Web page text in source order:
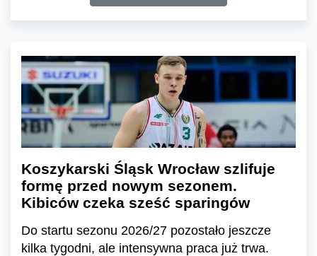
Koszykarski Śląsk Wrocław szlifuje
formę przed nowym sezonem.
Kibiców czeka sześć sparingów
Do startu sezonu 2026/27 pozostało jeszcze
kilka tygodni, ale intensywna praca już trwa.